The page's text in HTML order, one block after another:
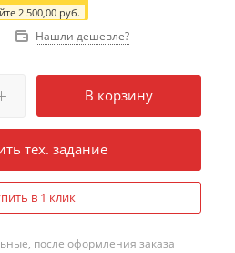
2 500,00 руб.
Нашли дешевле?
В корзину
тех. задание
в 1 клик
после оформления заказа